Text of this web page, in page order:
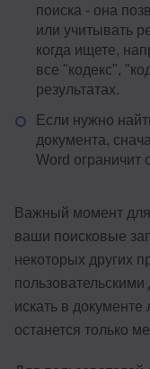
поиска - она
или учитывать
когда ищете,
все "кодекс",
результатах.
Если нужно
документа,
Word ограничит
Важный момент
ваши поисковые
некоторых других
искать в
останется только